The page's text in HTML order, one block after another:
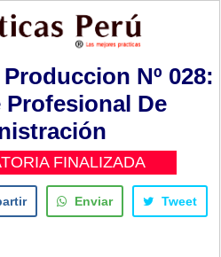
Nº 028:
De
FINALIZADA
Enviar Tweet